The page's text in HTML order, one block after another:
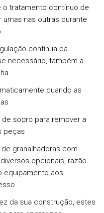
o tratamento contínuo de
nas outras durante
contínua da
necessário, também a
quando as
sopro para remover a
peças
granalhadoras com
opcionais, razão
equipamento aos
da sua construção, estes